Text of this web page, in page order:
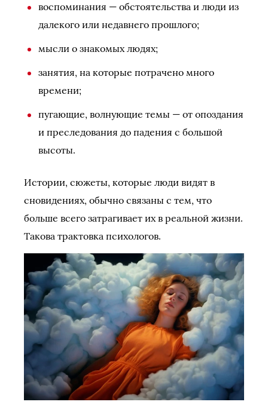
воспоминания — обстоятельства и люди из
далекого или недавнего прошлого;
мысли о знакомых людях;
занятия, на которые потрачено много
времени;
пугающие, волнующие темы — от опоздания
и преследования до падения с большой
высоты.
Истории, сюжеты, которые люди видят в
сновидениях, обычно связаны с тем, что
больше всего затрагивает их в реальной жизни.
Такова трактовка психологов.